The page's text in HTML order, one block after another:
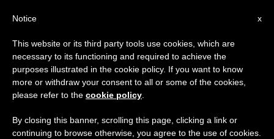
×
Aviso importante
Del 27 de julio al 7 de agosto haremos la pausa
anual, aprovechando que en el periodo de verano
se generan menos informaciones y también el
x
Notice
This website or its third party tools use cookies, which are
necessary to its functioning and required to achieve the
purposes illustrated in the cookie policy. If you want to know
more or withdraw your consent to all or some of the cookies,
please refer to the cookie policy
By closing this banner, scrolling this page, clicking a link or
continuing to browse otherwise, you agree to the use of cookies.